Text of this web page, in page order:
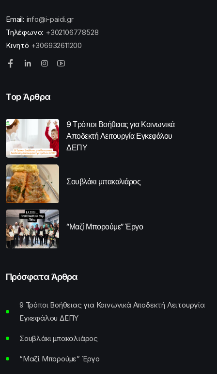
Email: info@i-paidi.gr
Τηλέφωνο: +302106778528
Κινητό +306932611200
Top Άρθρα
9 Τρόποι Βοήθειας για Κοινωνικά
Αποδεκτή Λειτουργία Εγκεφάλου
ΔΕΠΥ
Σουβλάκι μπακαλιάρος
“Μαζί Μπορούμε” Έργο
Πρόσφατα Άρθρα
9 Τρόποι Βοήθειας για Κοινωνικά Αποδεκτή Λειτουργία
Εγκεφάλου ΔΕΠΥ
Σουβλάκι μπακαλιάρος
“Μαζί Μπορούμε” Έργο